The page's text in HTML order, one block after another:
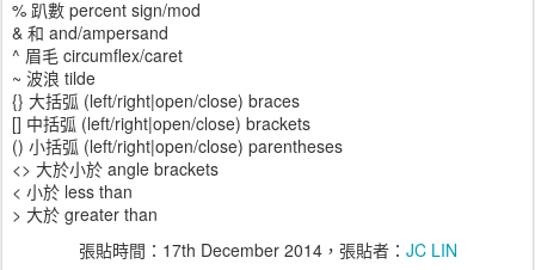
% 趴數 percent sign/mod
& 和 and/ampersand
^ 眉毛 circumflex/caret
~ 波浪 tilde
{} 大括弧 (left/right|open/close) braces
[] 中括弧 (left/right|open/close) brackets
() 小括弧 (left/right|open/close) parentheses
<> 大於小於 angle brackets
< 小於 less than
> 大於 greater than
張貼時間： 17th December 2014，張貼者： JC LIN